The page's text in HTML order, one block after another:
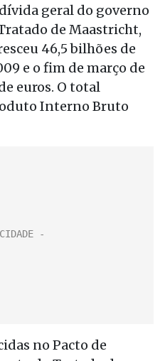
geral do governo
de Maastricht,
46,5 bilhões de
e o fim de março de
euros. O total
Interno Bruto
no Pacto de